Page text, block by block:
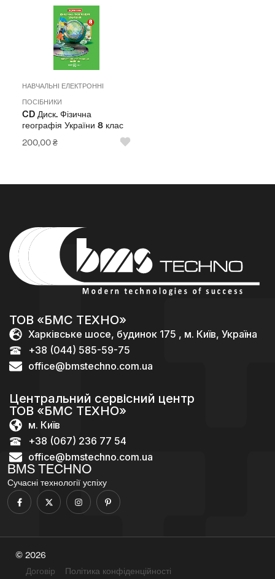
НАВЧАЛЬНІ ЕЛЕКТРОННІ
ПОСІБНИКИ
CD Диск. Фізична
географія України 8 клас
200,00₴
BMS TECHNO
Сучасні технології успіху
ТОВ «БМС ТЕХНО»
Харківське шосе, будинок 175 , м. Київ, Україна
+38 (044) 585-59-75
office@bmstechno.com.ua
Центральний сервісний центр
ТОВ «БМС ТЕХНО»
м. Київ
+38 (067) 236 77 54
office@bmstechno.com.ua
© 2026
Договір
Політика конфіденційності